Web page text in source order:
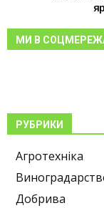
МИ В
РУБРИКИ
Агротехніка
Добрива